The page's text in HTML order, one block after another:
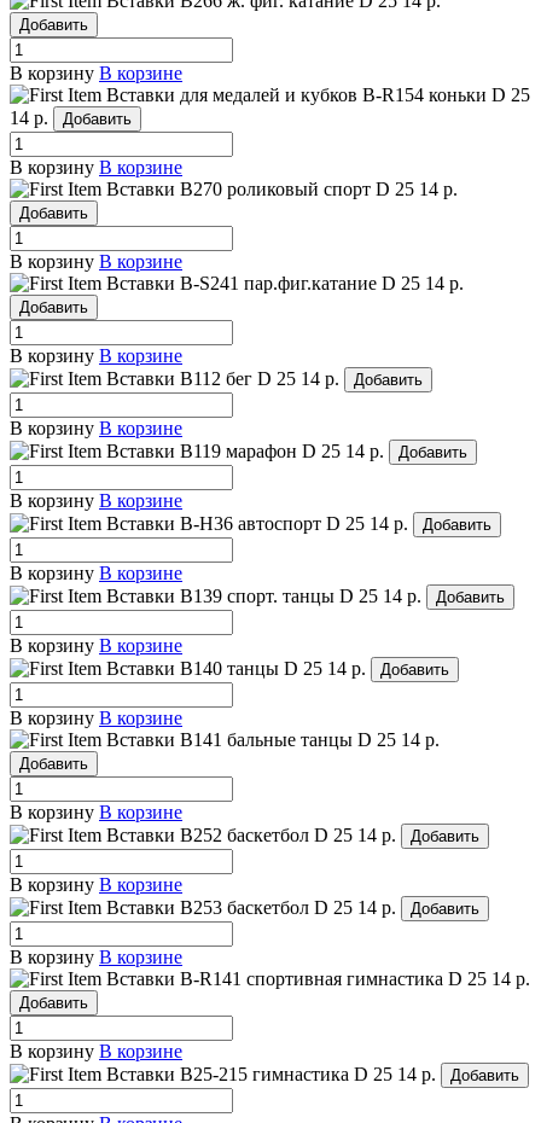
Добавить
В корзину В корзине
Вставки для медалей и кубков B-R154 коньки D 25
14 р.
Добавить
В корзину В корзине
Вставки B270 роликовый спорт D 25 14 р.
Добавить
В корзину В корзине
Вставки B-S241 пар.фиг.катание D 25 14 р.
Добавить
В корзину В корзине
Вставки B112 бег D 25 14 р. Добавить
В корзину В корзине
Вставки B119 марафон D 25 14 р. Добавить
В корзину В корзине
Вставки B-H36 автоспорт D 25 14 р. Добавить
В корзину В корзине
Вставки B139 спорт. танцы D 25 14 р. Добавить
В корзину В корзине
Вставки B140 танцы D 25 14 р. Добавить
В корзину В корзине
Вставки B141 бальные танцы D 25 14 р.
Добавить
В корзину В корзине
Вставки B252 баскетбол D 25 14 р. Добавить
В корзину В корзине
Вставки B253 баскетбол D 25 14 р. Добавить
В корзину В корзине
Вставки B-R141 спортивная гимнастика D 25 14 р.
Добавить
В корзину В корзине
Вставки B25-215 гимнастика D 25 14 р. Добавить